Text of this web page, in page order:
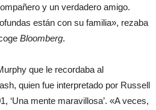
y un verdadero amigo.
están con su familia», rezaba
Bloomberg.
que le recordaba al
quien fue interpretado por Russell
‘Una mente maravillosa’. «A veces,